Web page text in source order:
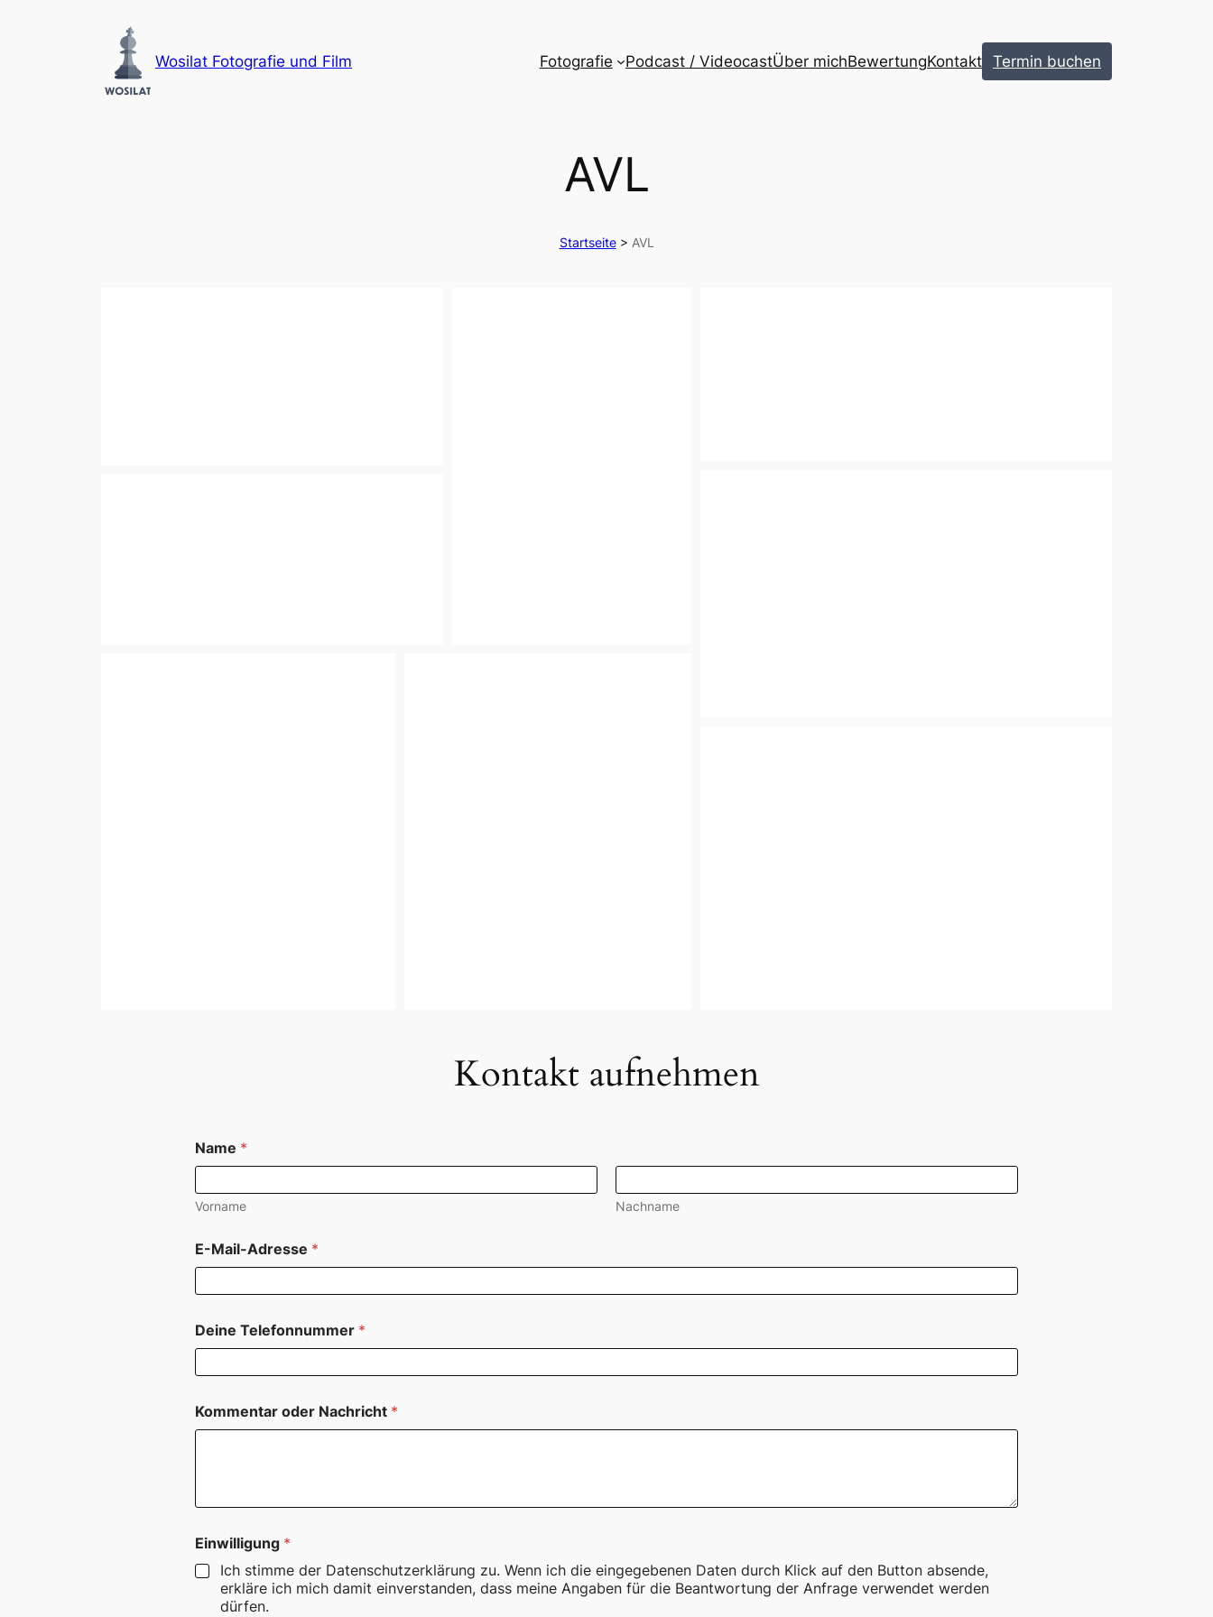
Wosilat Fotografie und Film Fotografie Podcast / VideocastÜber michBewertungKontakt Termin buchen
AVL
Startseite> AVL
Kontakt aufnehmen
Name *
Vorname Nachname
E-Mail-Adresse *
Deine Telefonnummer *
Kommentar oder Nachricht *
d
e
r
Einwilligung *
Ich stimme der Datenschutzerklärung zu. Wenn ich die eingegebenen Daten durch Klick auf den Button absende,
erkläre ich mich damit einverstanden, dass meine Angaben für die Beantwortung der Anfrage verwendet werden
dürfen.